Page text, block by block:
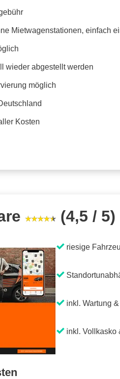
Mietwagenstationen, einfach
wieder abgestellt werden
möglich
Kosten
(4,5 / 5)
riesige
inkl. Wartung
inkl. Vollkasko